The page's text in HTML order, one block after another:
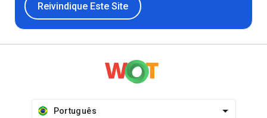
Reivindique Este Site
Português